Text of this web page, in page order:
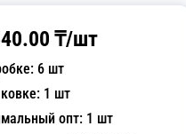
₸/шт
6 шт
1 шт
опт: 1 шт